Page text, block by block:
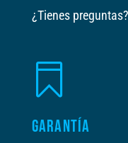
¿Tienes

GARANTÍA